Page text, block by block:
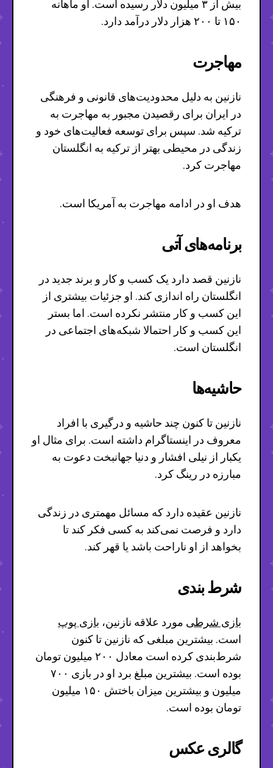
بیش از ۳ میلیون دلار رسیده است. او ماهانه
۱۵۰ تا ۲۰۰ هزار دلار درآمد دارد.
مهاجرت
نازنین به دلیل محدودیت‌های قانونی و فرهنگی
در ایران برای رقصیدن مجبور به مهاجرت به
ترکیه شد. سپس برای توسعه فعالیت‌های خود و
زندگی در محیطی بهتر از ترکیه به انگلستان
مهاجرت کرد.
هدف او در ادامه مهاجرت به آمریکا است.
برنامه‌های آتی
نازنین قصد دارد یک کسب و کار و برند جدید در
انگلستان راه اندازی کند. او جزئیات بیشتری از
این کسب و کار منتشر نکرده است. اما بستر
این کسب و کار احتمالا شبکه‌های اجتماعی در
انگلستان است.
حاشیه‌ها
نازنین تا کنون چند حاشیه و درگیری با افراد
معروف در اینستاگرام داشته است. برای مثال او
یکبار از نیلی افشار و دنیا جهانبخت دعوت به
مبارزه در رینگ کرد.
نازنین عقیده دارد که مسائل مهمتری در زندگی
دارد و فرصت نمی‌کند به کسی فکر کند تا
بخواهد از او ناراحت باشد یا قهر کند.
شرط بندی
بازی شرطی مورد علاقه نازنین، بازی پوپ
است. بیشترین مبلغی که نازنین تا کنون
شرط‌بندی کرده است معادل ۲۰۰ میلیون تومان
بوده است. بیشترین مبلغ برد او در بازی ۷۰۰
میلیون و بیشترین میزان باختش ۱۵۰ میلیون
تومان بوده است.
گالری عکس